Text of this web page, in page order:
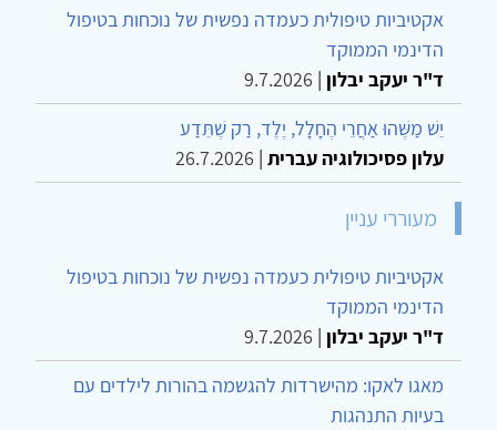
אקטיביות טיפולית כעמדה נפשית של נוכחות בטיפול
הדינמי הממוקד
ד"ר יעקב יבלון |
9.7.2026
יֵשׁ מַשֶּׁהוּ אַחֲרֵי הֶחָלָל, יֶלֶד, רַק שֶׁתֵּדַע
עלון פסיכולוגיה עברית |
26.7.2026
מעוררי עניין
אקטיביות טיפולית כעמדה נפשית של נוכחות בטיפול
הדינמי הממוקד
ד"ר יעקב יבלון |
9.7.2026
מאגו לאקו: מהישרדות להגשמה בהורות לילדים עם
בעיות התנהגות